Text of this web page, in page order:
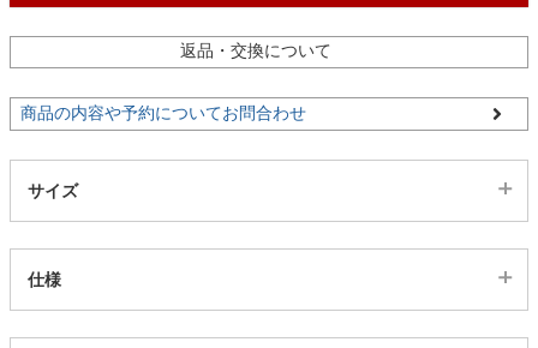
返品・交換について
商品の内容や予約についてお問合わせ
サイズ
仕様